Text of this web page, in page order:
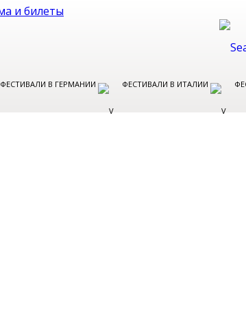
ФЕСТИВАЛИ В ГЕРМАНИИ ФЕСТИВАЛИ В ИТАЛИИ